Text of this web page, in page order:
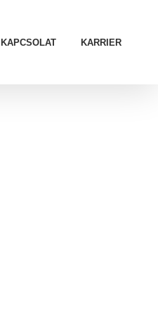
KAPCSOLAT KARRIER